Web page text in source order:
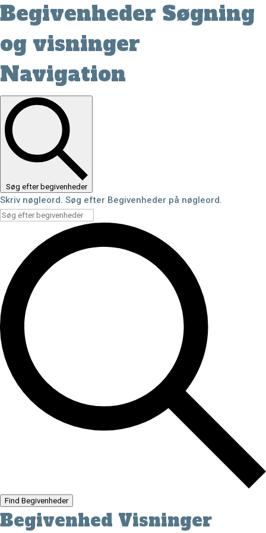
Begivenheder
Begivenheder Søgning
og visninger
Navigation
Søg efter begivenheder
Skriv nøgleord. Søg efter Begivenheder på nøgleord.
Find Begivenheder
Begivenhed Visninger